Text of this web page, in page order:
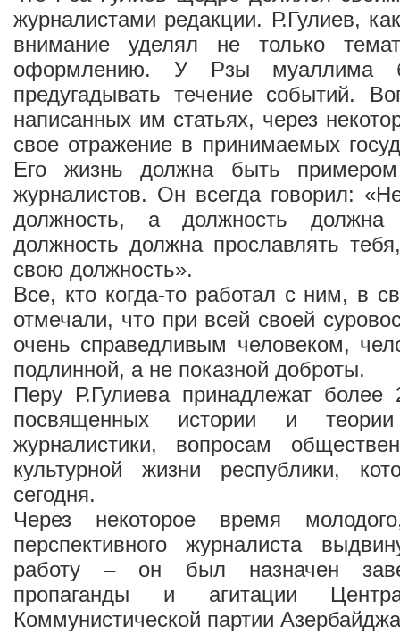
журналистами редакции. Р.Гулиев,
внимание уделял не только
оформлению. У Рзы муаллима
предугадывать течение событий.
написанных им статьях, через
свое отражение в принимаемых
Его жизнь должна быть
журналистов. Он всегда говорил:
должность, а должность
должность должна прославлять
свою должность».
Все, кто когда-то работал с ним, в
отмечали, что при всей своей
очень справедливым человеком,
подлинной, а не показной доброты.
Перу Р.Гулиева принадлежат
посвященных истории и теории
журналистики, вопросам
культурной жизни республики,
сегодня.
Через некоторое время
перспективного журналиста
работу – он был назначен
пропаганды и агитации
Коммунистической партии